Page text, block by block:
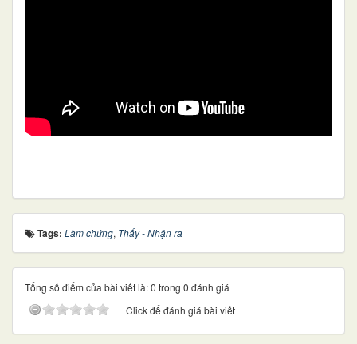
Tags: Làm chứng, Thấy - Nhận ra
Tổng số điểm của bài viết là: 0 trong 0 đánh giá
Click để đánh giá bài viết